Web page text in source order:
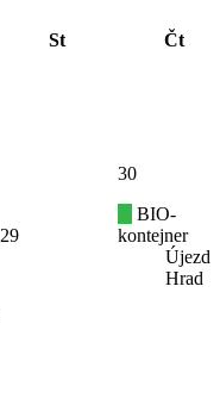
St Čt
29
30
BIO-
kontejner
Újezd
Hrad